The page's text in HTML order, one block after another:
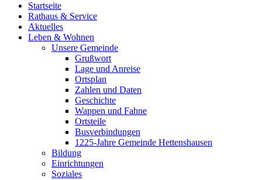
Startseite
Rathaus & Service
Aktuelles
Leben & Wohnen
Unsere Gemeinde
Grußwort
Lage und Anreise
Ortsplan
Zahlen und Daten
Geschichte
Wappen und Fahne
Ortsteile
Busverbindungen
1225-Jahre Gemeinde Hettenshausen
Bildung
Einrichtungen
Soziales